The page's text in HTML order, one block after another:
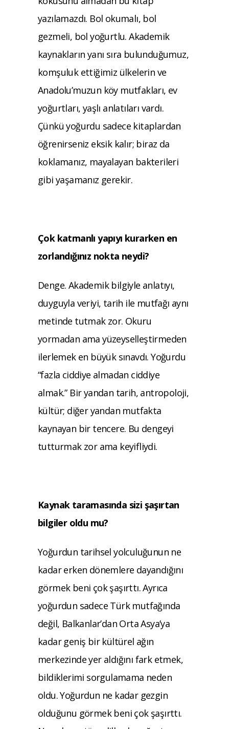
yazılamazdı. Bol okumalı, bol
gezmeli, bol yoğurtlu. Akademik
kaynakların yanı sıra bulunduğumuz,
komşuluk ettiğimiz ülkelerin ve
Anadolu’muzun köy mutfakları, ev
yoğurtları, yaşlı anlatıları vardı.
Çünkü yoğurdu sadece kitaplardan
öğrenirseniz eksik kalır; biraz da
koklamanız, mayalayan bakterileri
gibi yaşamanız gerekir.
Çok katmanlı yapıyı kurarken en
zorlandığınız nokta neydi?
Denge. Akademik bilgiyle anlatıyı,
duyguyla veriyi, tarih ile mutfağı aynı
metinde tutmak zor. Okuru
yormadan ama yüzeyselleştirmeden
ilerlemek en büyük sınavdı. Yoğurdu
“fazla ciddiye almadan ciddiye
almak.” Bir yandan tarih, antropoloji,
kültür; diğer yandan mutfakta
kaynayan bir tencere. Bu dengeyi
tutturmak zor ama keyifliydi.
Kaynak taramasında sizi şaşırtan
bilgiler oldu mu?
Yoğurdun tarihsel yolculuğunun ne
kadar erken dönemlere dayandığını
görmek beni çokşaşırttı. Ayrıca
yoğurdun sadece Türk mutfağında
değil, Balkanlar’dan Orta Asya’ya
kadar geniş bir kültürel ağın
merkezinde yer aldığını fark etmek,
bildiklerimi sorgulamama neden
oldu. Yoğurdun ne kadar gezgin
olduğunu görmek beni çok şaşırttı.